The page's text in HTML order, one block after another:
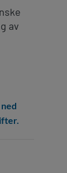
av